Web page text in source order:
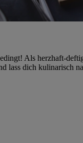
Als herzhaft-
lass dich kulinarisch